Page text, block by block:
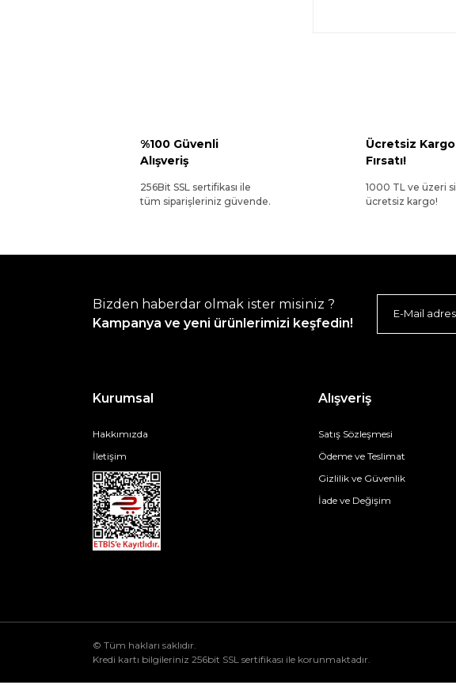
%100 Güvenli
Alışveriş
256Bit SSL sertifikası ile
tüm siparişleriniz güvende.
Ücretsiz Kargo
Fırsatı!
1000 TL ve üzeri
ücretsiz kargo!
Bizden haberdar olmak ister misiniz ?
Kampanya ve yeni ürünlerimizi keşfedin!
Kurumsal
Hakkımızda
İletişim
Alışveriş
Satış Sözleşmesi
Ödeme ve Teslimat
Gizlilik ve Güvenlik
İade ve Değişim
© Tüm hakları saklıdır.
Kredi kartı bilgileriniz 256bit SSL sertifikası ile korunmaktadır.